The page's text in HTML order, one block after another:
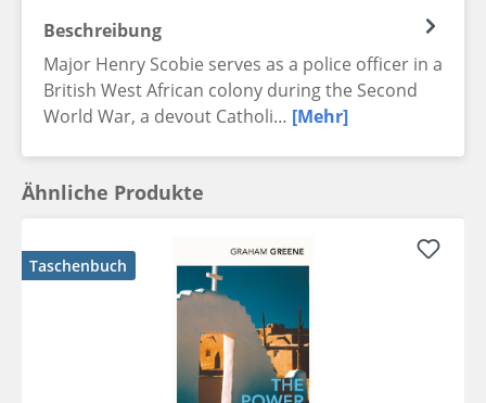
Beschreibung
Major Henry Scobie serves as a police officer in a
British West African colony during the Second
World War, a devout Catholi… [Mehr]
Ähnliche Produkte
Taschenbuch